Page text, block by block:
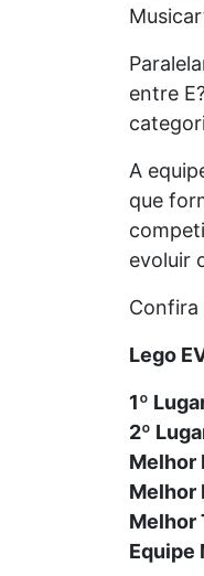
entre
A
que
evoluir
Confira
Lego
1º
2º
Melhor
Melhor
Melhor
Equipe